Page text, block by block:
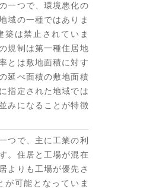
一つで、環境悪化の
域の一種ではありま
築は禁止されていま
規制は第一種住居地
とは敷地面積に対す
延べ面積の敷地面積
指定された地域では
みになることが特徴
つで、主に工業の利
。住居と工場が混在
よりも工場が優先さ
が可能となっていま